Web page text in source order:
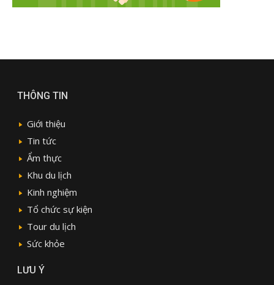
THÔNG TIN
Giới thiệu
Tin tức
Ẩm thực
Khu du lịch
Kinh nghiệm
Tổ chức sự kiện
Tour du lịch
Sức khỏe
LƯU Ý